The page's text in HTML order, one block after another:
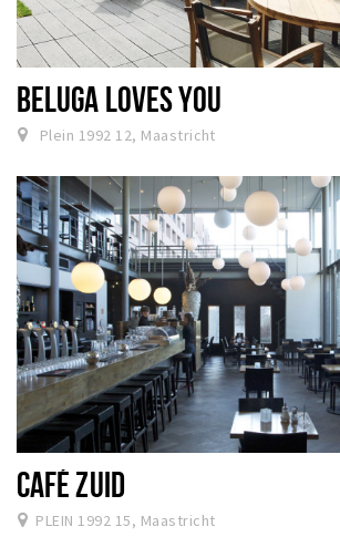
BELUGA LOVES YOU
Plein 1992 12, Maastricht
CAFÉ ZUID
PLEIN 1992 15, Maastricht